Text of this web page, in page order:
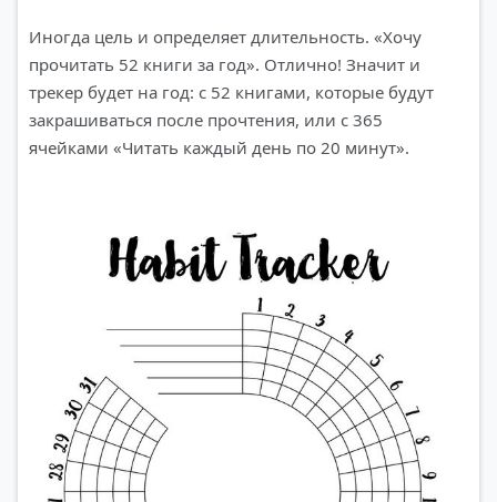
Иногда цель и определяет длительность. «Хочу
прочитать 52 книги за год». Отлично! Значит и
трекер будет на год: с 52 книгами, которые будут
закрашиваться после прочтения, или с 365
ячейками «Читать каждый день по 20 минут».